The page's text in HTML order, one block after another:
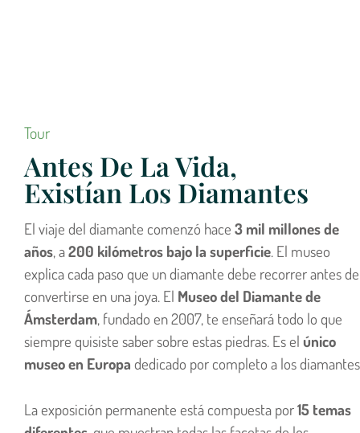
Tour
Antes De La Vida,
Existían Los Diamantes
El viaje del diamante comenzó hace 3 mil millones de
años, a200 kilómetros bajo la superficie. El museo
explica cada paso que un diamante debe recorrer antes de
convertirse en una joya. El Museo del Diamante de
Ámsterdam, fundado en 2007, te enseñará todo lo que
siempre quisiste saber sobre estas piedras. Es el único
museo en Europa dedicado por completo a los
La exposición permanente está compuesta por15 temas